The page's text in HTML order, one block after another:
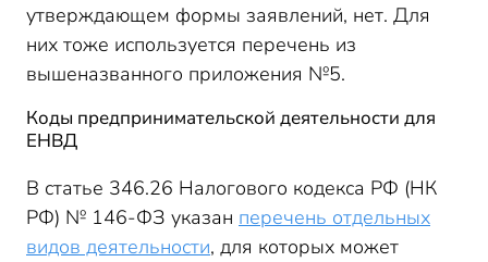
утверждающем формы заявлений, нет. Для
них тоже используется перечень из
вышеназванного приложения №5.
Коды предпринимательской деятельности для
ЕНВД
В статье 346.26 Налогового кодекса РФ (НК
РФ) № 146-ФЗ указан перечень отдельных
видов деятельности, для которых может